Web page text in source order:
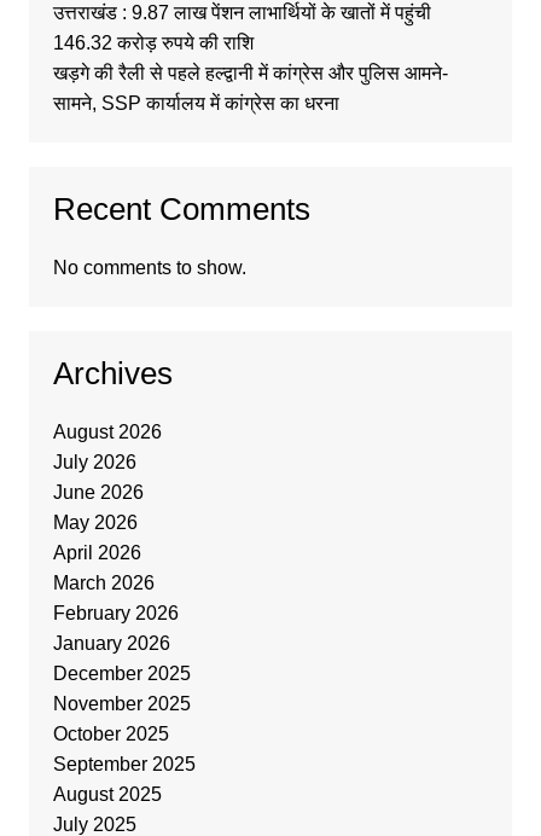
उत्तराखंड : 9.87 लाख पेंशन लाभार्थियों के खातों में पहुंची
146.32 करोड़ रुपये की राशि
खड़गे की रैली से पहले हल्द्वानी में कांग्रेस और पुलिस आमने-
सामने, SSP कार्यालय में कांग्रेस का धरना
Recent Comments
No comments to show.
Archives
August 2026
July 2026
June 2026
May 2026
April 2026
March 2026
February 2026
January 2026
December 2025
November 2025
October 2025
September 2025
August 2025
July 2025